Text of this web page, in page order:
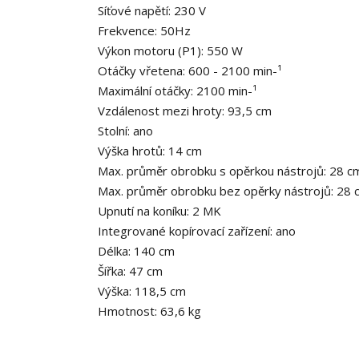
Síťové napětí: 230 V
Frekvence: 50Hz
Výkon motoru (P1): 550 W
Otáčky vřetena: 600 - 2100 min-¹
Maximální otáčky: 2100 min-¹
Vzdálenost mezi hroty: 93,5 cm
Stolní: ano
Výška hrotů: 14 cm
Max. průměr obrobku s opěrkou nástrojů: 28
Max. průměr obrobku bez opěrky nástrojů: 28
Upnutí na koníku: 2 MK
Integrované kopírovací zařízení: ano
Délka: 140 cm
Šířka: 47 cm
Výška: 118,5 cm
Hmotnost: 63,6 kg